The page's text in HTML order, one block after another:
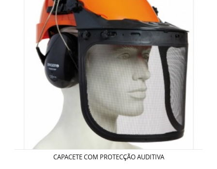
CAPACETE COM PROTECÇÃO AUDITIVA